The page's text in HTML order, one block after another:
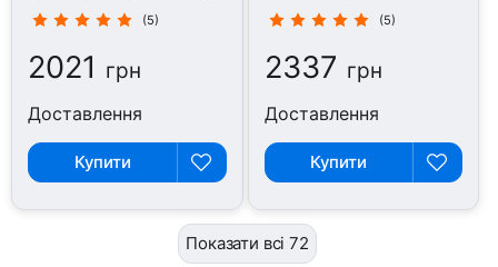
(5)
2021 грн
Доставлення
Купити
(5)
2337 грн
Доставлення
Купити
Показати всі 72